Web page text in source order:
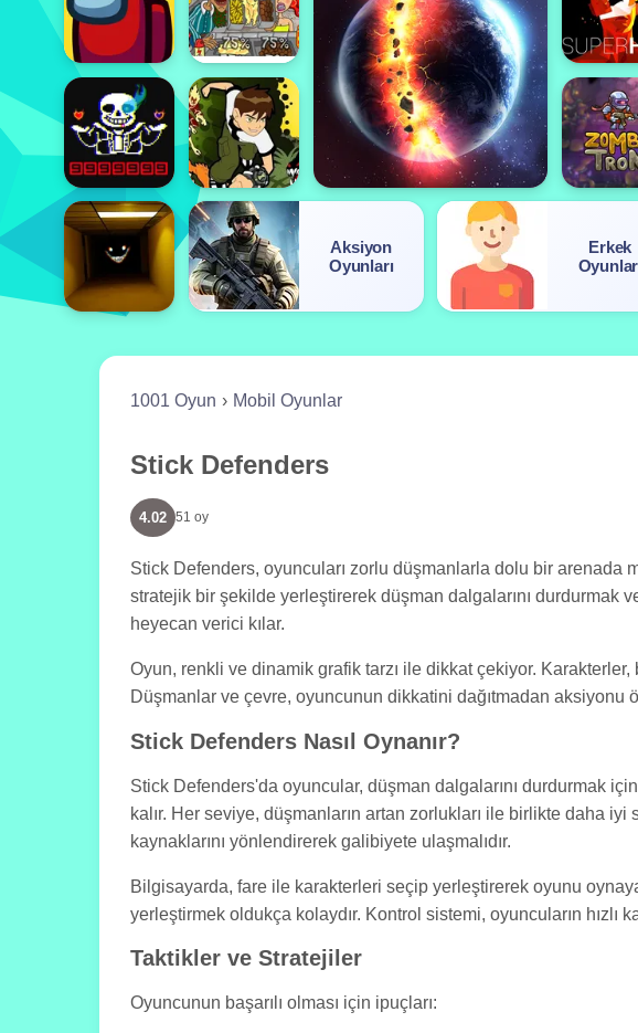
Aksiyon
Oyunları
Erkek
1001 Oyun Mobil Oyunlar
Stick Defenders
4.02 51 oy
Stick Defenders, oyuncuları zorlu düşmanlarla dolu bir arenada
stratejik bir şekilde yerleştirerek düşman dalgalarını durdurmak
heyecan verici kılar.
Oyun, renkli ve dinamik grafik tarzı ile dikkat çekiyor.
Düşmanlar ve çevre, oyuncunun dikkatini dağıtmadan aksiyonu
Stick Defenders Nasıl Oynanır?
Stick Defenders'da oyuncular, düşman dalgalarını durdurmak
kalır. Her seviye, düşmanların artan zorlukları ile birlikte daha
kaynaklarını yönlendirerek galibiyete ulaşmalıdır.
Bilgisayarda, fare ile karakterleri seçip yerleştirerek oyunu
yerleştirmek oldukça kolaydır. Kontrol sistemi, oyuncuların hızlı
Taktikler ve Stratejiler
Oyuncunun başarılı olması için ipuçları: